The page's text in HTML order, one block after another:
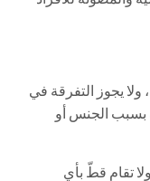
ولا يجوز التفرقة في
بسبب الجنس أو
تقام قطّ بأي